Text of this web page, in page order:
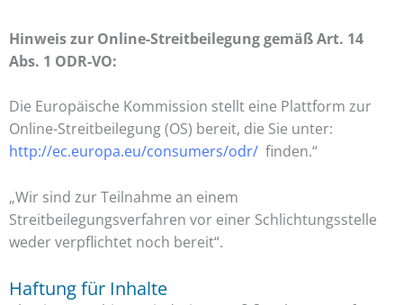
Hinweis zur Online-Streitbeilegung gemäß Art. 14
Abs. 1 ODR-VO:
Die Europäische Kommission stellt eine Plattform zur
Online-Streitbeilegung (OS) bereit, die Sie unter:
http://ec.europa.eu/consumers/odr/ finden.“
„Wir sind zur Teilnahme an einem
Streitbeilegungsverfahren vor einer Schlichtungsstelle
weder verpflichtet noch bereit“.
Haftung für Inhalte